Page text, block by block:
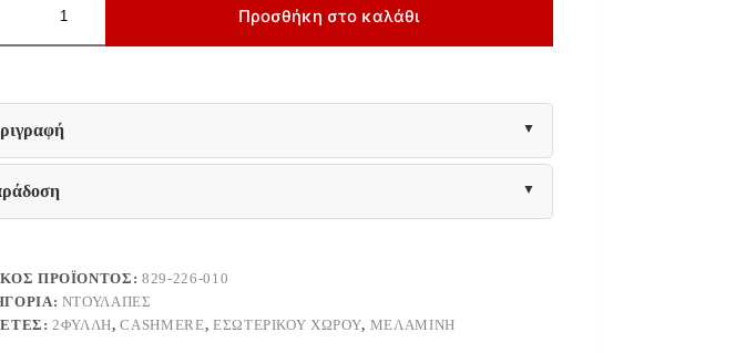
Προσθήκη στο καλάθι
ΠΡΟΪΌΝΤΟΣ:829-226-010
ΝΤΟΥΛΆΠΕΣ
2ΦΥΛΛΗ,CASHMERE, ΕΣΩΤΕΡΙΚΟΎ ΧΏΡΟΥ, ΜΕΛΑΜΊΝΗ